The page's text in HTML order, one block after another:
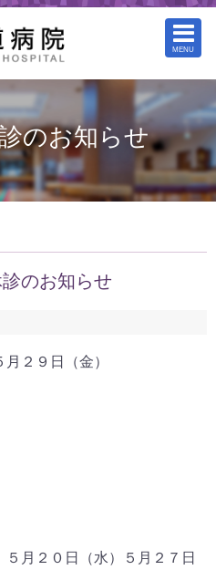
MENU
のお知らせ
のお知らせ
２９日（金）
月２０日（水）５月２７日